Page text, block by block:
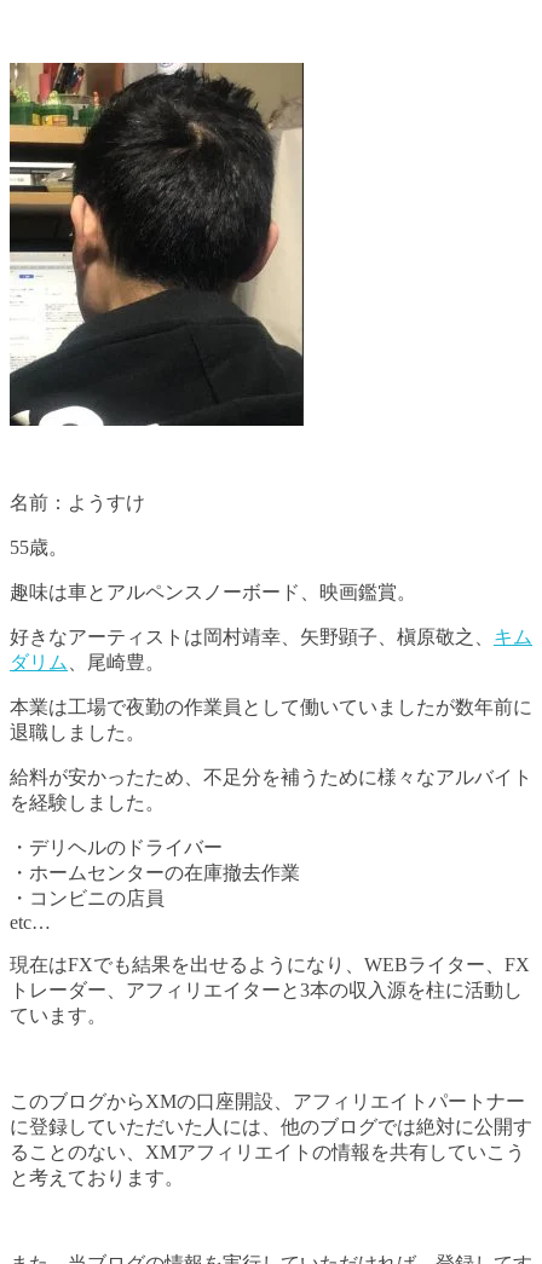
名前：ようすけ
55歳。
趣味は車とアルペンスノーボード、映画鑑賞。
好きなアーティストは岡村靖幸、矢野顕子、槇原敬之、 キム
ダリム
、尾崎豊。
本業は工場で夜勤の作業員として働いていましたが数年前に
退職しました。
給料が安かったため、不足分を補うために様々なアルバイト
を経験しました。
・デリヘルのドライバー
・ホームセンターの在庫撤去作業
・コンビニの店員
etc…
現在はFXでも結果を出せるようになり、WEBライター、FX
トレーダー、アフィリエイターと3本の収入源を柱に活動し
ています。
このブログからXMの口座開設、アフィリエイトパートナー
に登録していただいた人には、他のブログでは絶対に公開す
ることのない、XMアフィリエイトの情報を共有していこう
と考えております。